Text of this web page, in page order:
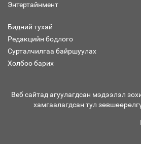
Хөвсгөл
Энтертайнмент
Бидний тухай
Редакцийн бодлого
Сурталчилгаа байршуулах
Холбоо барих
Веб сайтад агуулагдсан мэдээлэл
хамгаалагдсан тул